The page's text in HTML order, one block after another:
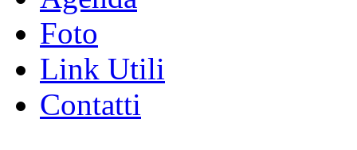
Foto
Link Utili
Contatti